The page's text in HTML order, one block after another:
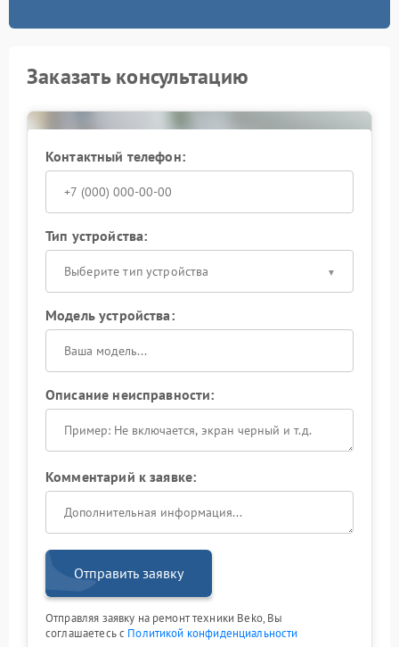
Заказать консультацию
Контактный телефон:
Тип устройства:
Выберите тип устройства
Модель устройства:
Описание неисправности:
Комментарий к заявке:
Отправить заявку
Отправляя заявку на ремонт техники Beko, Вы
соглашаетесь с Политикой конфиденциальности